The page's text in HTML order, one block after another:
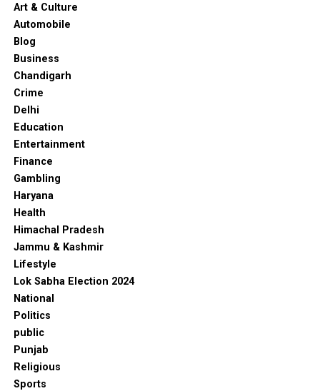
Art & Culture
Automobile
Blog
Business
Chandigarh
Crime
Delhi
Education
Entertainment
Finance
Gambling
Haryana
Health
Himachal Pradesh
Jammu & Kashmir
Lifestyle
Lok Sabha Election 2024
National
Politics
public
Punjab
Religious
Sports